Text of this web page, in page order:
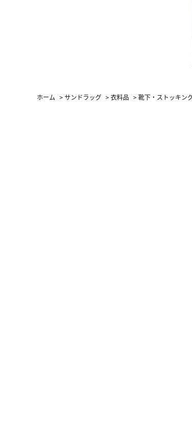
ホーム >サンドラッグ >衣料品 >靴下・ストッキン